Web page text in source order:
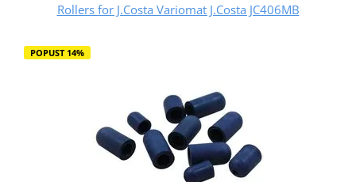
Rollers for J.Costa Variomat J.Costa JC406MB
POPUST 14%